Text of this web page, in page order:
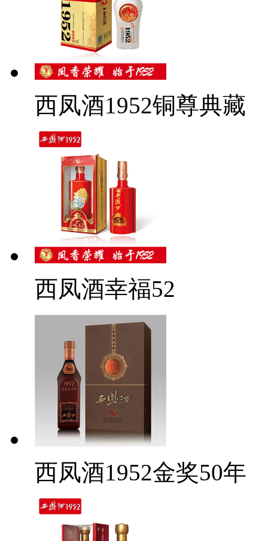
西凤酒1952铜尊典藏
西凤酒幸福52
西凤酒1952金奖50年